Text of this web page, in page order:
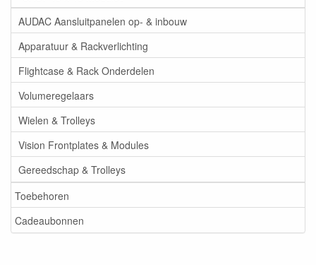
AUDAC Aansluitpanelen op- & inbouw
Apparatuur & Rackverlichting
Flightcase & Rack Onderdelen
Volumeregelaars
Wielen & Trolleys
Vision Frontplates & Modules
Gereedschap & Trolleys
Toebehoren
Cadeaubonnen